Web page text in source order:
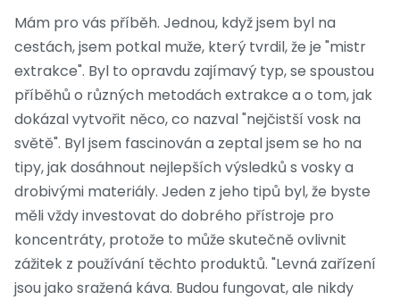
Mám pro vás příběh. Jednou, když jsem byl na
cestách, jsem potkal muže, který tvrdil, že je "mistr
extrakce". Byl to opravdu zajímavý typ, se spoustou
příběhů o různých metodách extrakce a o tom, jak
dokázal vytvořit něco, co nazval "nejčistší vosk na
světě". Byl jsem fascinován a zeptal jsem se ho na
tipy, jak dosáhnout nejlepších výsledků s vosky a
drobivými materiály. Jeden z jeho tipů byl, že byste
měli vždy investovat do dobrého přístroje pro
koncentráty, protože to může skutečně ovlivnit
zážitek z používání těchto produktů. "Levná zařízení
jsou jako sražená káva. Budou fungovat, ale nikdy